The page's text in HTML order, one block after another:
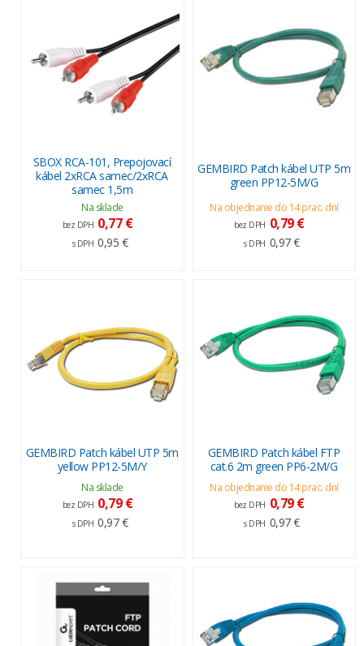
SBOX RCA-101, Prepojovací
kábel 2xRCA samec/2xRCA
samec 1,5m
Na sklade
bez DPH 0,77 €
s DPH 0,95 €
GEMBIRD Patch kábel UTP 5m
green PP12-5M/G
Na objednanie do 14 prac. dní
bez DPH 0,79 €
s DPH 0,97 €
GEMBIRD Patch kábel UTP 5m
yellow PP12-5M/Y
Na sklade
bez DPH 0,79 €
s DPH 0,97 €
GEMBIRD Patch kábel FTP
cat.6 2m green PP6-2M/G
Na objednanie do 14 prac. dní
bez DPH 0,79 €
s DPH 0,97 €